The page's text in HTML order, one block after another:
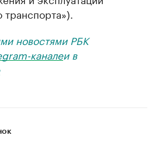
новостями РБК
каналеи в